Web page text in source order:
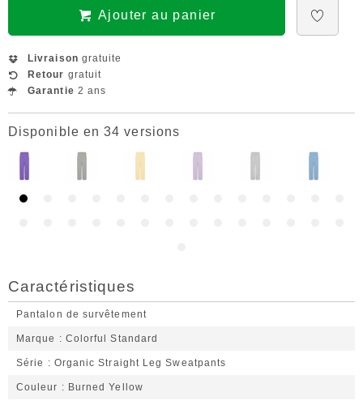
Ajouter au panier
Livraison gratuite
Retour gratuit
Garantie 2 ans
Disponible en 34 versions
Caractéristiques
Pantalon de survêtement
Marque Colorful Standard
Série Organic Straight Leg Sweatpants
Couleur Burned Yellow